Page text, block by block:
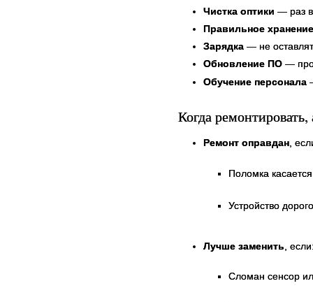
Чистка оптики — раз в
Правильное хранение
Зарядка— не
Обновление ПО—
Обучение персонала
Когда
Ремонт оправдан,
Поломка
Устройство
Лучше заменить ,
Сломан сенсор